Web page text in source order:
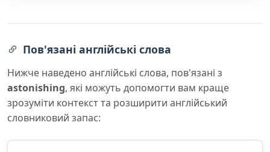
Пов'язані англійські слова
Нижче наведено англійські слова, пов'язані з
astonishing, які можуть допомогти вам краще
зрозуміти контекст та розширити англійський
словниковий запас: